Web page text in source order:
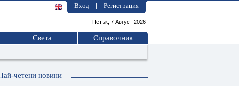
Вход Регистрация
Петък, 7 Август 2026
Света Справочник
четени новини